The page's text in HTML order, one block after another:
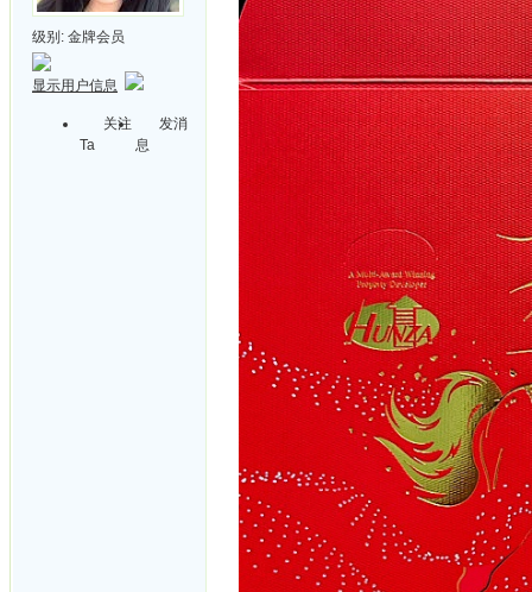
级别: 金牌会员
显示用户信息
关注
Ta
发消
息